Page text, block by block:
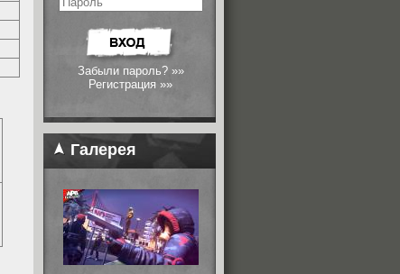
Забыли пароль? »»
Регистрация »»
Галерея